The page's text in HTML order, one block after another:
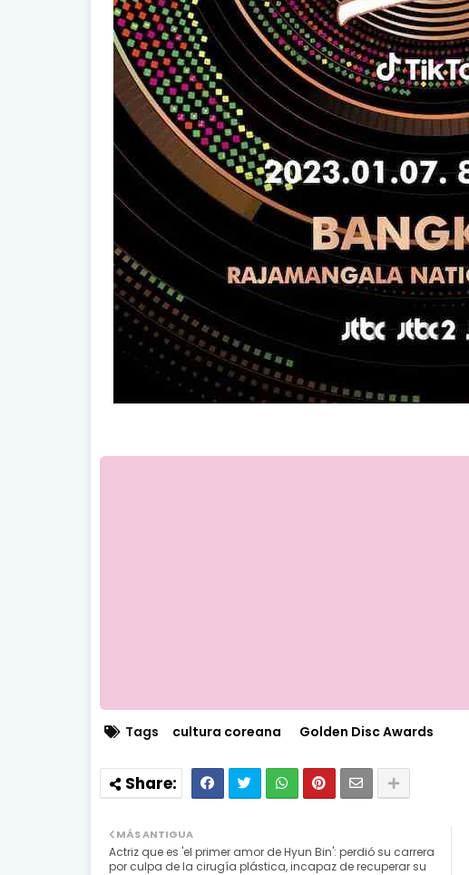
Tags cultura coreana Golden Disc Awards
MÁS ANTIGUA
Actriz que es 'el primer amor de Hyun Bin': perdió su carrera
por culpa de la cirugía plástica, incapaz de recuperar su